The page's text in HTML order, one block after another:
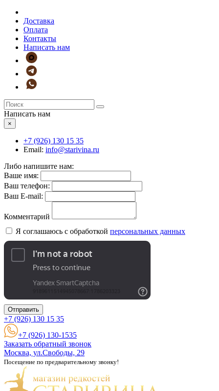
Доставка
Оплата
Контакты
Написать нам
Написать нам
×
+7 (926) 130 15 35
Email: info@starivina.ru
Либо напишите нам:
Ваше имя:
Ваш телефон:
Ваш E-mail:
Комментарий
Я соглашаюсь с обработкой персональных данных
Отправить
+7 (926) 130 15 35
+7 (926) 130-1535
Заказать обратный звонок
Москва, ул.Свободы, 29
Посещение по предварительному звонку!